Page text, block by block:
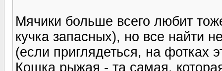
Мячики больше всего любит
кучка запасных), но все найти
(если приглядеться, на фотках
Кошка рыжая - та самая,